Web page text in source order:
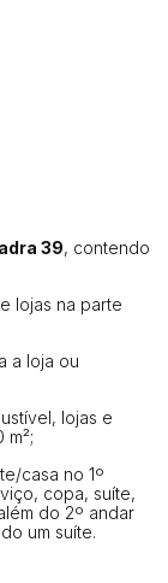
39, contendo
lojas na parte
a loja ou
lojas e
casa no 1º
copa, suíte,
do 2º andar
um suíte.